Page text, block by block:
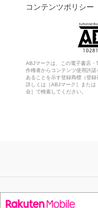
コンテンツポリシー
ABJマークは、この電子書店
作権者からコンテンツ使用許
あることを示す登録商標（登
詳しくは［ABJマーク］または
会］で検索してください。